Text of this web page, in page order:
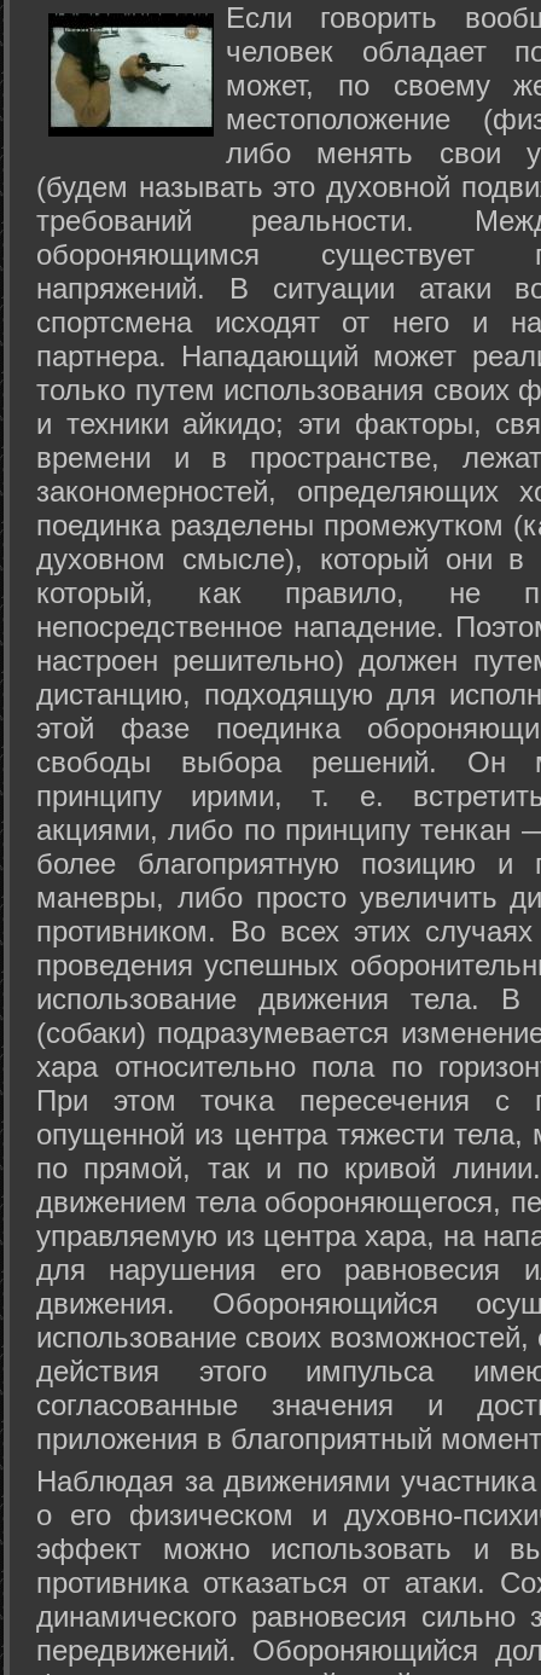
Если говорить
человек обладает
может, по своему
местоположение
либо менять свои
(будем называть это духовной
требований реальности.
обороняющимся существует
напряжений. В ситуации атаки
спортсмена исходят от него и
партнера. Нападающий может
только путем использования своих
и техники айкидо; эти факторы,
времени и в пространстве,
закономерностей, определяющих
поединка разделены промежутком
духовном смысле), который они в
который, как правило, не
непосредственное нападение.
настроен решительно) должен
дистанцию, подходящую для
этой фазе поединка
свободы выбора решений. Он
принципу ирими, т. е.
акциями, либо по принципу тенкан
более благоприятную позицию и
маневры, либо просто увеличить
противником. Во всех этих
проведения успешных
использование движения тела.
(собаки) подразумевается
хара относительно пола по
При этом точка пересечения с
опущенной из центра тяжести
по прямой, так и по кривой
движением тела обороняющегося,
управляемую из центра хара, на
для нарушения его равновесия
движения. Обороняющийся
использование своих
действия этого импульса
согласованные значения и
приложения в благоприятный
Hаблюдая за движениями
о его физическом и духовно-
эффект можно использовать и
противника отказаться от атаки.
динамического равновесия сильно
передвижений. Обороняющийся